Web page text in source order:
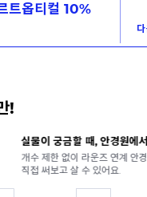
트옵티컬 10%
!
서 써보기
경원에서